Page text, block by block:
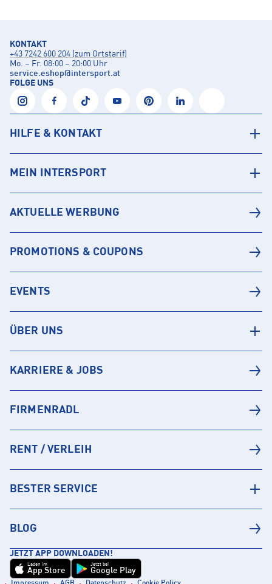
KONTAKT
+43 7242 600 204 (zum Ortstarif)
Mo. – Fr. 08:00 – 20:00 Uhr
service.eshop@intersport.at
FOLGE UNS
HILFE & KONTAKT
MEIN INTERSPORT
AKTUELLE WERBUNG
PROMOTIONS & COUPONS
EVENTS
ÜBER UNS
KARRIERE & JOBS
FIRMENRADL
RENT / VERLEIH
BESTER SERVICE
BLOG
JETZT APP DOWNLOADEN!
Laden im
App Store
Jetzt bei
Google Play